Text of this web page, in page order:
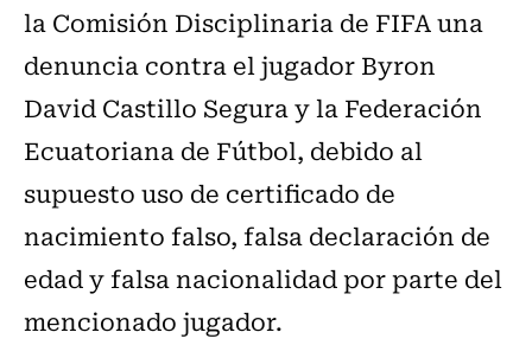
la Comisión Disciplinaria de FIFA una
denuncia contra el jugador Byron
David Castillo Segura y la Federación
Ecuatoriana de Fútbol, debido al
supuesto uso de certificado de
nacimiento falso, falsa declaración de
edad y falsa nacionalidad por parte del
mencionado jugador.